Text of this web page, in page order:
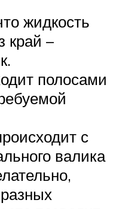
жидкость
край –
полосами
с
валика